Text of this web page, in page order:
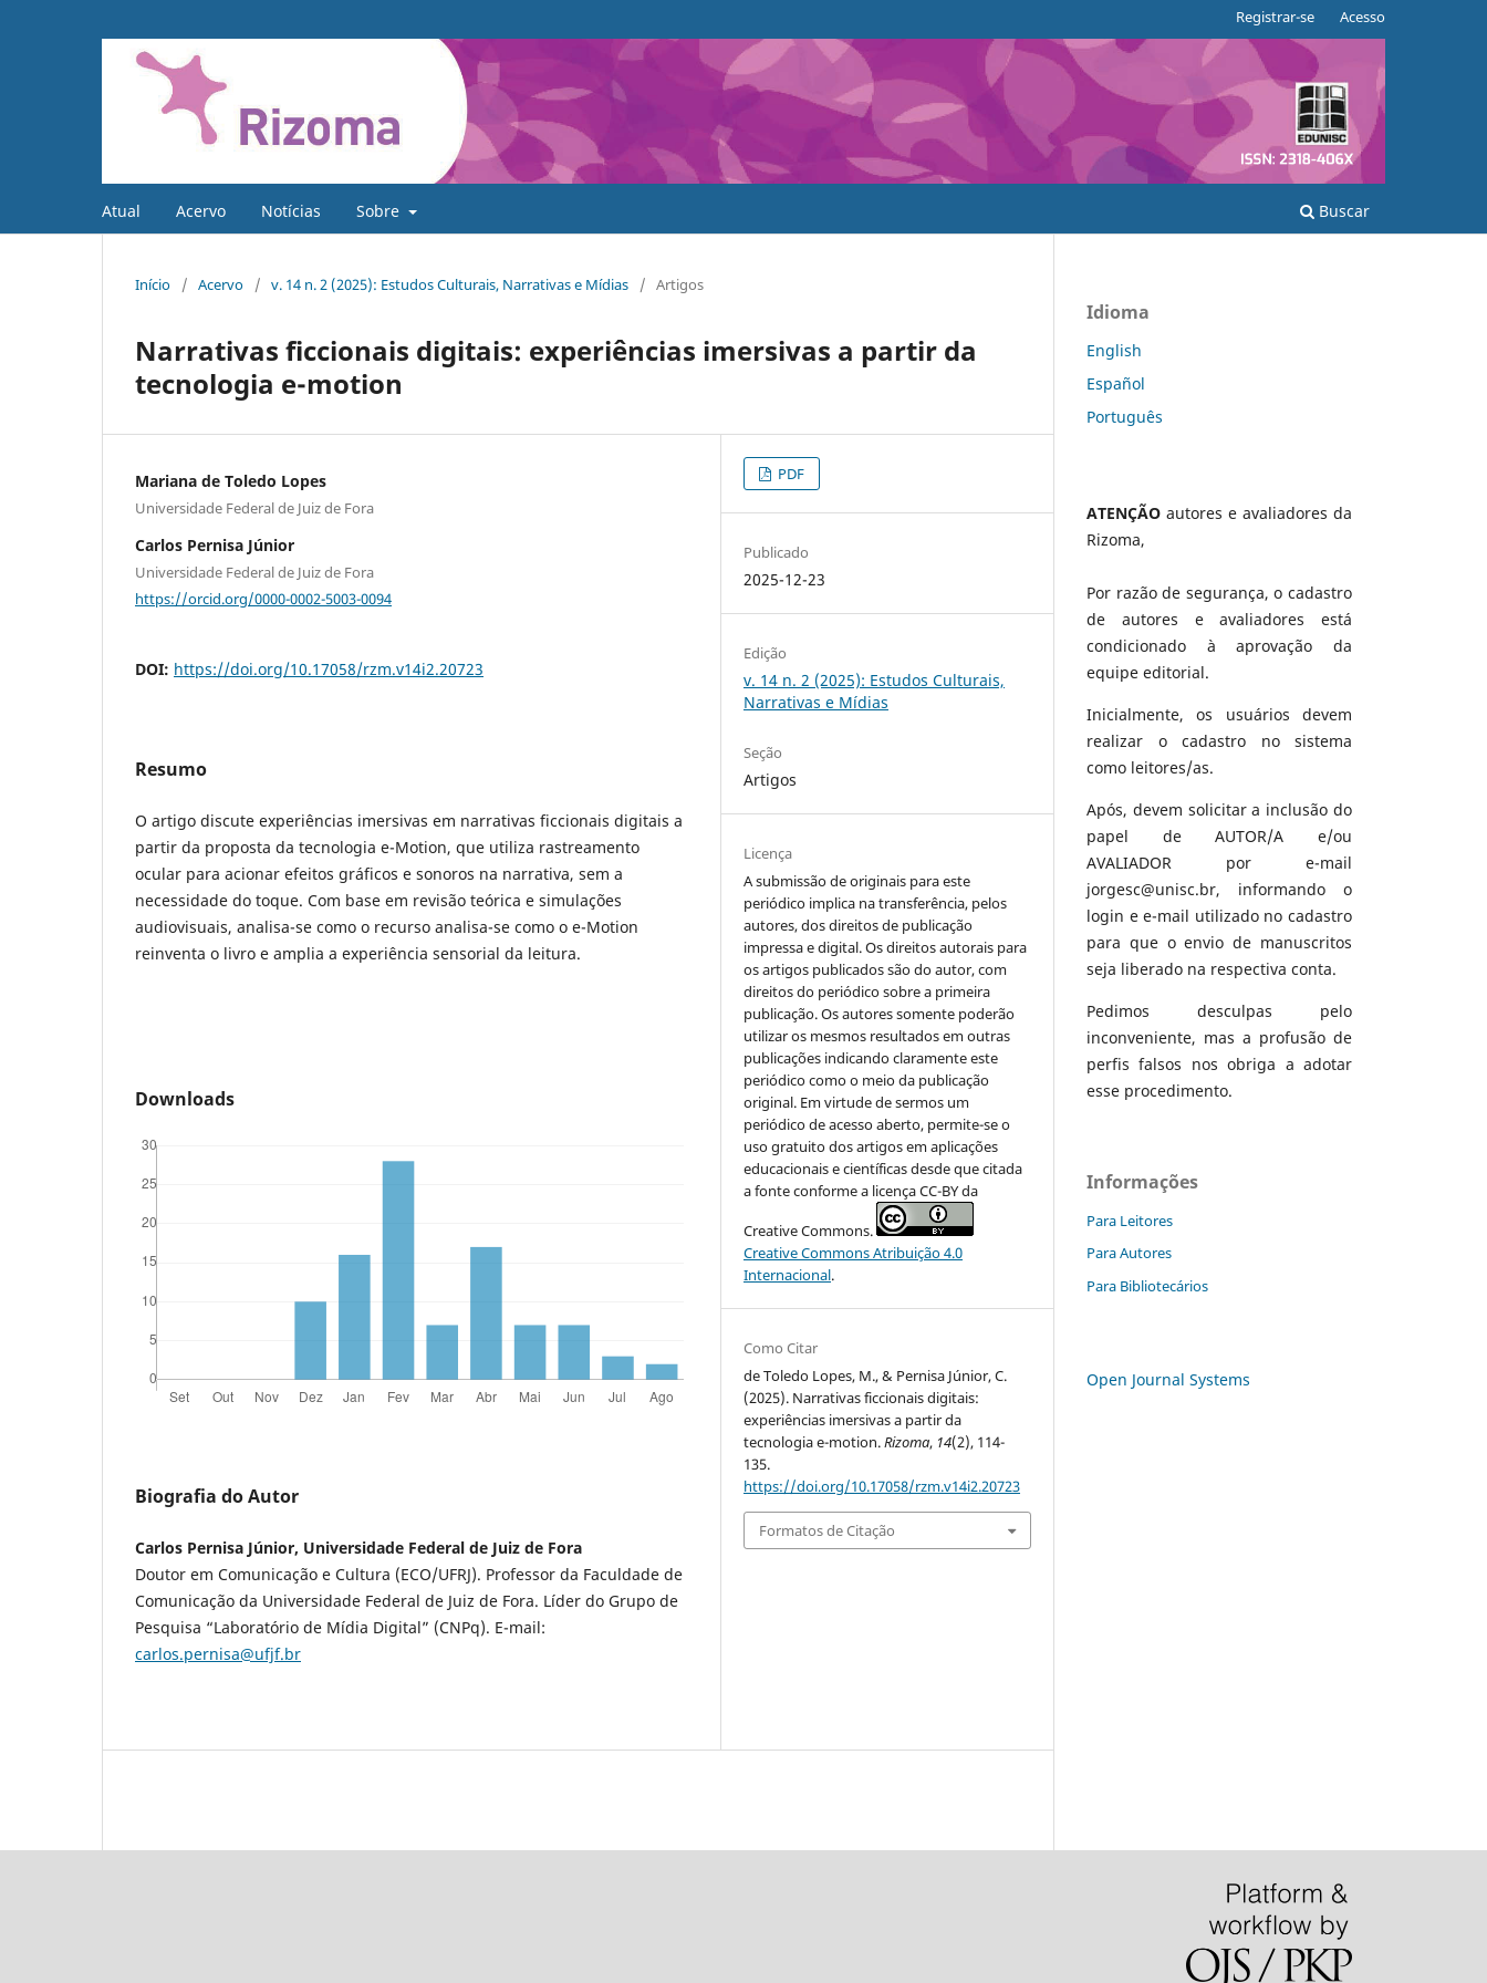
Atual Acervo Notícias Sobre Buscar
Registrar-se Acesso
Início / Acervo / v. 14 n. 2 (2025): Estudos Culturais, Narrativas e Mídias / Artigos
Narrativas ficcionais digitais: experiências imersivas a partir da
tecnologia e-motion
Mariana de Toledo Lopes
Universidade Federal de Juiz de Fora
Carlos Pernisa Júnior
Universidade Federal de Juiz de Fora
https://orcid.org/0000-0002-5003-0094
DOI: https://doi.org/10.17058/rzm.v14i2.20723
Resumo
O artigo discute experiências imersivas em narrativas ficcionais digitais a
partir da proposta da tecnologia e-Motion, que utiliza rastreamento
ocular para acionar efeitos gráficos e sonoros na narrativa, sem a
necessidade do toque. Com base em revisão teórica e simulações
audiovisuais, analisa-se como o recurso analisa-se como o e-Motion
reinventa o livro e amplia a experiência sensorial da leitura.
Downloads
Biografia do Autor
Carlos Pernisa Júnior, Universidade Federal de Juiz de Fora
Doutor em Comunicação e Cultura (ECO/UFRJ). Professor da Faculdade de
Comunicação da Universidade Federal de Juiz de Fora. Líder do Grupo de
Pesquisa “Laboratório de Mídia Digital” (CNPq). E-mail:
carlos.pernisa@ufjf.br
PDF
Publicado
2025-12-23
Edição
v. 14 n. 2 (2025): Estudos Culturais,
Narrativas e Mídias
Seção
Artigos
Licença
A submissão de originais para este
periódico implica na transferência, pelos
autores, dos direitos de publicação
impressa e digital. Os direitos autorais para
os artigos publicados são do autor, com
direitos do periódico sobre a primeira
publicação. Os autores somente poderão
utilizar os mesmos resultados em outras
publicações indicando claramente este
periódico como o meio da publicação
original. Em virtude de sermos um
periódico de acesso aberto, permite-se o
uso gratuito dos artigos em aplicações
educacionais e científicas desde que citada
a fonte conforme a licença CC-BY da
Creative Commons.
Creative Commons Atribuição 4.0
Internacional.
Como Citar
de Toledo Lopes, M., & Pernisa Júnior, C.
(2025). Narrativas ficcionais digitais:
experiências imersivas a partir da
tecnologia e-motion.Rizoma, 14(2), 114-
135.
https://doi.org/10.17058/rzm.v14i2.20723
Formatos de Citação
Idioma
English
Español
Português
ATENÇÃO autores e avaliadores da
Rizoma,
Por razão de segurança, o cadastro
de autores e avaliadores está
condicionado à aprovação da
equipe editorial.
Inicialmente, os usuários devem
realizar o cadastro no sistema
como leitores/as.
Após, devem solicitar a inclusão do
papel de AUTOR/A e/ou
AVALIADOR por e-mail
jorgesc@unisc.br, informando o
login e e-mail utilizado no cadastro
para que o envio de manuscritos
seja liberado na respectiva conta.
Pedimos desculpas pelo
inconveniente, mas a profusão de
perfis falsos nos obriga a adotar
esse procedimento.
Informações
Para Leitores
Para Autores
Para Bibliotecários
Open Journal Systems